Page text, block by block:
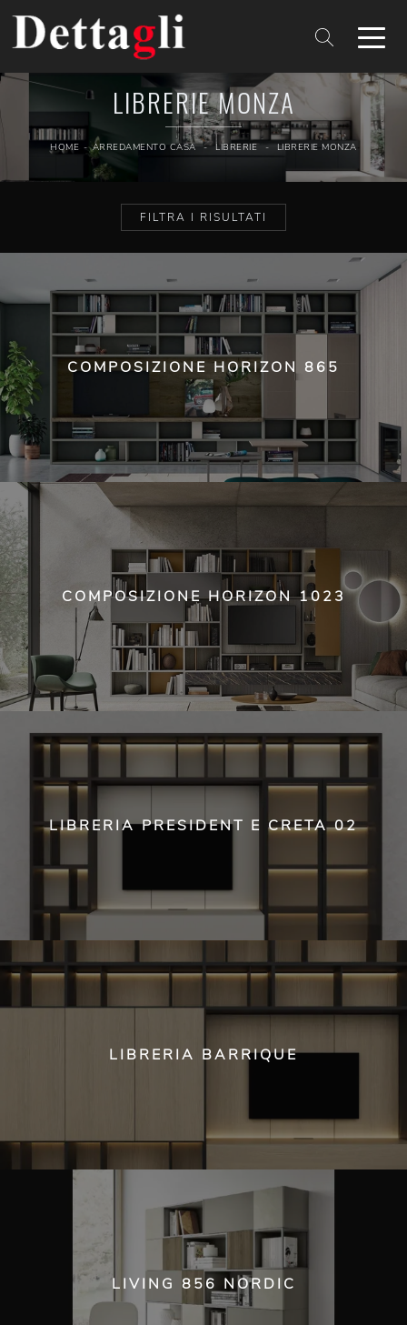
LIBRERIE MONZA
HOME - ARREDAMENTO CASA - LIBRERIE - LIBRERIE MONZA
FILTRA I RISULTATI
COMPOSIZIONE HORIZON 865
COMPOSIZIONE HORIZON 1023
LIBRERIA PRESIDENT E CRETA 02
LIBRERIA BARRIQUE
LIVING 856 NORDIC